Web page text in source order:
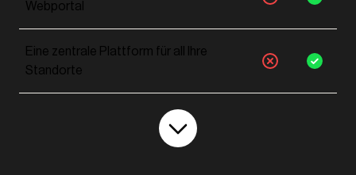
Webportal
Eine zentrale Plattform für all Ihre
Standorte
Zugang für Dienste oder Besuche